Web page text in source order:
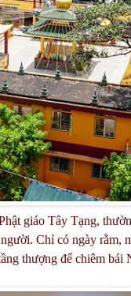
giáo Tây Tạng,
Chỉ có ngày rằm,
thượng để chiêm bái